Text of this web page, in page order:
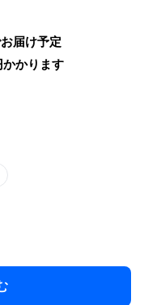
届け予定
かかります